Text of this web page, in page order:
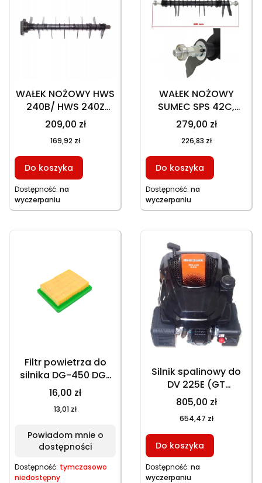
WAŁEK NOŻOWY HWS
240B/ HWS 240Z
KOMPLETNY
209,00 zł
169,92 zł
Do koszyka
Dostępność: na
wyczerpaniu
WAŁEK NOŻOWY
SUMEC SPS 42C,
KOMPLETNY
279,00 zł
226,83 zł
Do koszyka
Dostępność: na
wyczerpaniu
Filtr powietrza do
silnika DG-450 DG-
600 papierowy
25100131601
127x100x30
16,00 zł
13,01 zł
Powiadom mnie o
dostępności
Dostępność: tymczasowo
niedostępny
Silnik spalinowy do
DV 225E (GT
153NEKS) z
rozrusznikiem
elektrycznym,
220022520022,
320022512240268
805,00 zł
654,47 zł
Do koszyka
Dostępność: na
wyczerpaniu